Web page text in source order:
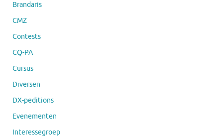
Brandaris
CMZ
Contests
CQ-PA
Cursus
Diversen
DX-peditions
Evenementen
Interessegroep